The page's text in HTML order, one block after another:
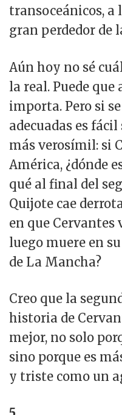
transoceánicos,
gran perdedor de
Aún hoy no sé
la real. Puede que
importa. Pero si
adecuadas es
más verosímil: si
América, ¿dónde
qué al final del
Quijote cae
en que Cervantes
luego muere en
de La Mancha?
Creo que la
historia de
mejor, no solo
sino porque es
y triste como un